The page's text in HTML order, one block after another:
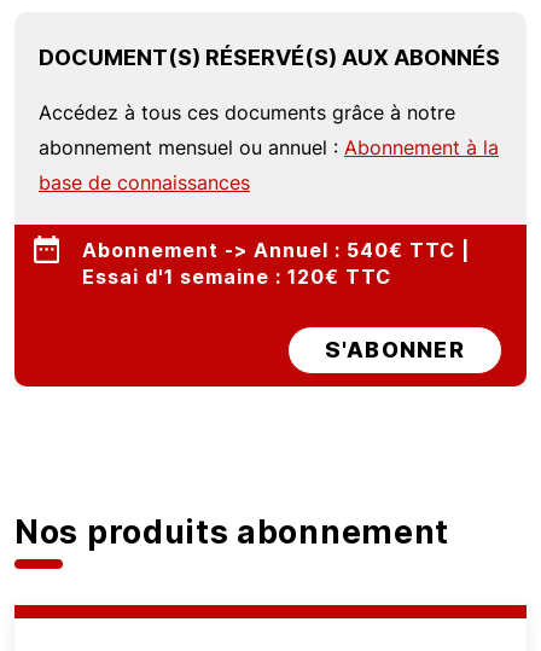
DOCUMENT(S) RÉSERVÉ(S) AUX ABONNÉS
Accédez à tous ces documents grâce à notre
abonnement mensuel ou annuel : Abonnement à la
base de connaissances
Abonnement -> Annuel : 540€ TTC |
Essai d'1 semaine : 120€ TTC
S'ABONNER
Nos produits abonnement